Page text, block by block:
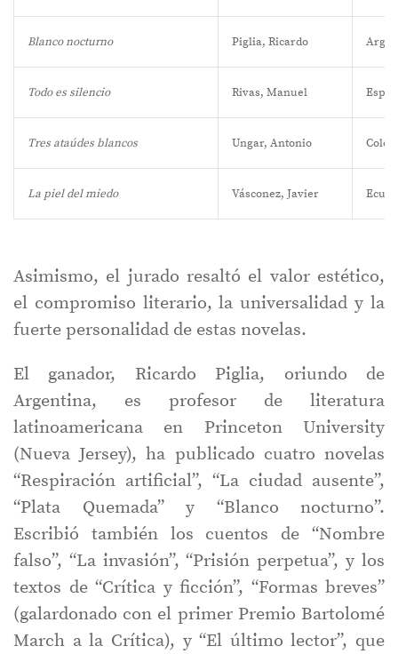
Blanco nocturno Piglia, Ricardo
Todo es silencio Rivas, Manuel
Tres ataúdes blancos Ungar, Antonio
La piel del miedo Vásconez, Javier
Asimismo, el jurado resaltó el valor estético,
el compromiso literario, la universalidad y la
fuerte personalidad de estas novelas.
El ganador, Ricardo Piglia, oriundo de
Argentina, es profesor de literatura
latinoamericana en Princeton University
(Nueva Jersey), ha publicado cuatro novelas
“Respiración artificial”, “La ciudad ausente”,
“Plata Quemada” y “Blanco nocturno”.
Escribió también los cuentos de “Nombre
falso”, “La invasión”, “Prisión perpetua”, y los
textos de “Crítica y ficción”, “Formas breves”
(galardonado con el primer Premio Bartolomé
March a la Crítica), y “El último lector”, que